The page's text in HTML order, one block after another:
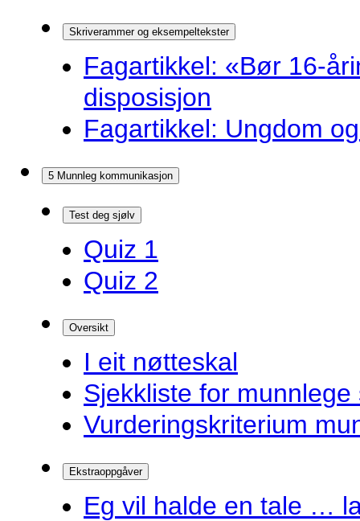
Skriverammer og eksempeltekster
Fagartikkel: «Bør 16-
disposisjon
Fagartikkel: Ungdom
5 Munnleg kommunikasjon
Test deg sjølv
Quiz 1
Quiz 2
Oversikt
I eit nøtteskal
Sjekkliste for munnlege
Vurderingskriterium
Ekstraoppgåver
Eg vil halde en tale …